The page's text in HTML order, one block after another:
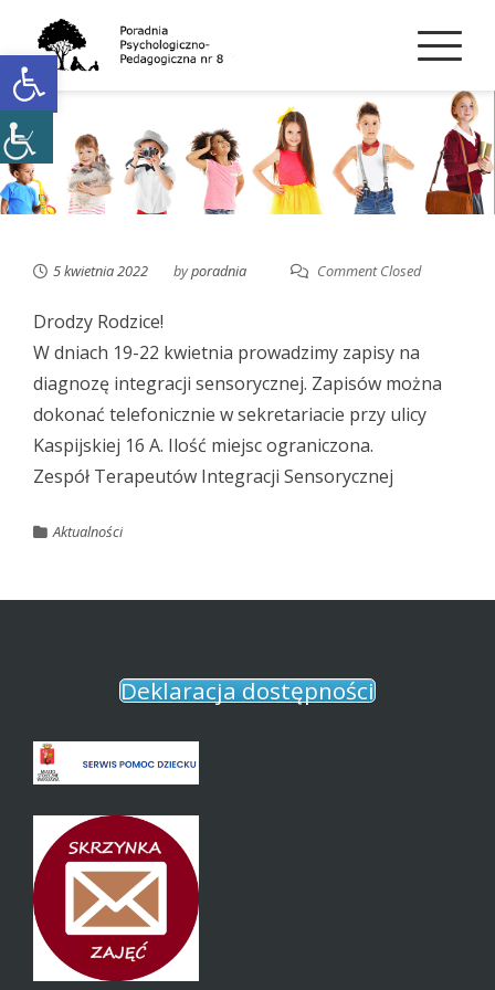
Open toolbar
content
5 kwietnia 2022 byporadnia Comment Closed
Drodzy Rodzice!
W dniach 19-22 kwietnia prowadzimy zapisy na
diagnozę integracji sensorycznej. Zapisów można
dokonać telefonicznie w sekretariacie przy ulicy
Kaspijskiej 16 A. Ilość miejsc ograniczona.
Zespół Terapeutów Integracji Sensorycznej
Aktualności
Deklaracja dostępności